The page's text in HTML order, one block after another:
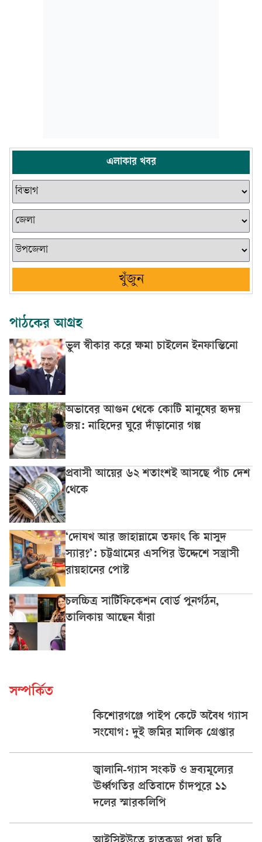
এলাকার খবর
খুঁজুন
পাঠকের আগ্রহ
ভুল স্বীকার করে ক্ষমা চাইলেন ইনফান্তিনো
অভাবের আগুন থেকে কোটি মানুষের হৃদয়
জয়: নাহিদের ঘুরে দাঁড়ানোর গল্প
প্রবাসী আয়ের ৬২ শতাংশই আসছে পাঁচ দেশ
থেকে
‘দোযখ আর জাহান্নামে তফাৎ কি মাসুদ
স্যার?’: চট্টগ্রামের এসপির উদ্দেশে সন্ত্রাসী
রায়হানের পোস্ট
চলচ্চিত্র সার্টিফিকেশন বোর্ড পুনর্গঠন,
তালিকায় আছেন যাঁরা
সম্পর্কিত
কিশোরগঞ্জে পাইপ কেটে অবৈধ গ্যাস
সংযোগ: দুই জমির মালিক গ্রেপ্তার
জ্বালানি-গ্যাস সংকট ও দ্রব্যমূল্যের
ঊর্ধ্বগতির প্রতিবাদে চাঁদপুরে ১১
দলের স্মারকলিপি